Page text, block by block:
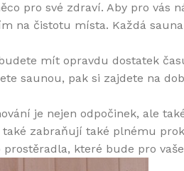
pro své zdraví. Aby pro vás
na čistotu místa. Každá
mít opravdu dostatek
saunou, pak si zajdete na
je nejen odpočinek, ale
zabraňují také plnému
které bude pro